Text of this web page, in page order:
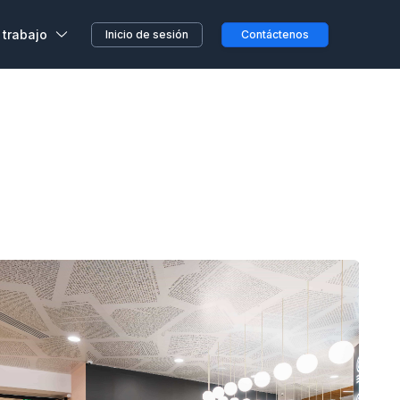
ALL
programas de
Inicio de sesión Contáctenos